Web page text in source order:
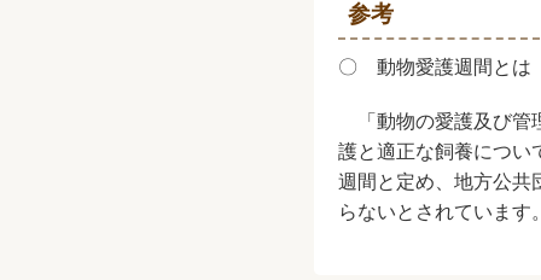
参考
〇 動物愛護週間とは
「動物の愛護及び管
護と適正な飼養につい
週間と定め、地方公共
らないとされています